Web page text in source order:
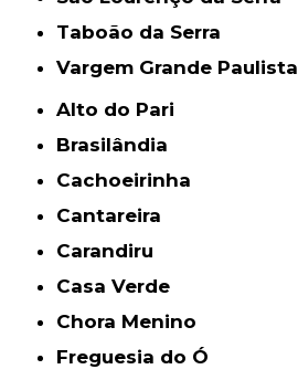
Taboão da Serra
Vargem Grande Paulista
Alto do Pari
Brasilândia
Cachoeirinha
Cantareira
Carandiru
Casa Verde
Chora Menino
Freguesia do Ó